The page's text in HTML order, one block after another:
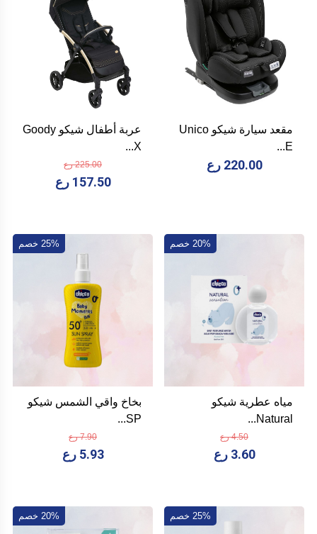
مقعد سيارة شيكو Unico
E...
220.00 رع
عربة أطفال شيكو Goody
X...
225.00 رع
157.50 رع
20% خصم
مياه عطرية شيكو
Natural...
4.50 رع
3.60 رع
25% خصم
بخاخ واقي الشمس شيكو
SP...
7.90 رع
5.93 رع
25% خصم 20% خصم